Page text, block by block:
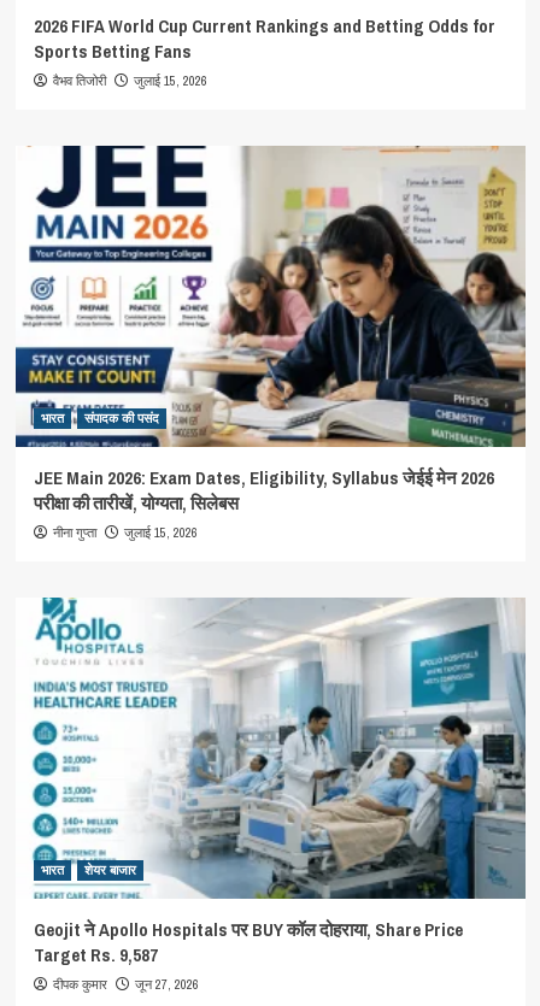
2026 FIFA World Cup Current Rankings and Betting Odds for
Sports Betting Fans
वैभव तिजोरी जुलाई 15, 2026
भारत संपादक की पसंद
JEE Main 2026: Exam Dates, Eligibility, Syllabus जेईई मेन 2026
परीक्षा की तारीखें, योग्यता, सिलेबस
नीना गुप्ता जुलाई 15, 2026
भारत शेयर बाजार
Geojit ने Apollo Hospitals पर BUY कॉल दोहराया, Share Price
Target Rs. 9,587
दीपक कुमार जून 27, 2026